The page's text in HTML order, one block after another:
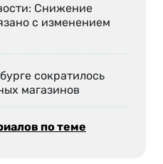
Снижение
с изменением
сократилось
магазинов
по теме